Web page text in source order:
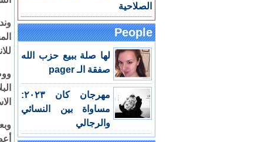
الصلاحية
People
لها صلة ببيع حزب الله
صفقة الـ pager
مهرجان كان ٢٠٢٣:
مساواة بين النسائي
والرجالي